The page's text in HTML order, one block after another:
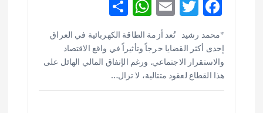
F
e
b
o
T
w
it
te
r
E
m
ai
l
W
h
at
s
A
S
h
ar
e
*محمد رشيد تُعد أزمة الطاقة الكهربائية في العراق
إحدى أكثر القضايا حرجاً وتأثيراً في واقع الاقتصاد
والاستقرار الاجتماعي. ورغم الإنفاق المالي الهائل على
هذا القطاع لعقود متتالية، لا تزال…
ثقافة وفنون
اختتام ورشة السينوغرافيا في مدينة كلباء الاماراتية
أغسطس 3, 2026